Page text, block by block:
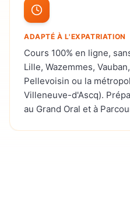
ADAPTÉ À L'EXPATRIATION
Cours 100% en ligne,
Lille, Wazemmes,
Pellevoisin ou la
Villeneuve-d'Ascq).
au Grand Oral et à